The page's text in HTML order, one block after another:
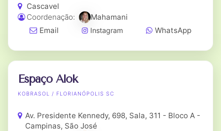
Cascavel
Coordenação:
Mahamani
Email
Instagram WhatsApp
Espaço Alok
KOBRASOL / FLORIANÓPOLIS SC
Av. Presidente Kennedy, 698, Sala, 311 - Bloco A -
Campinas, São José